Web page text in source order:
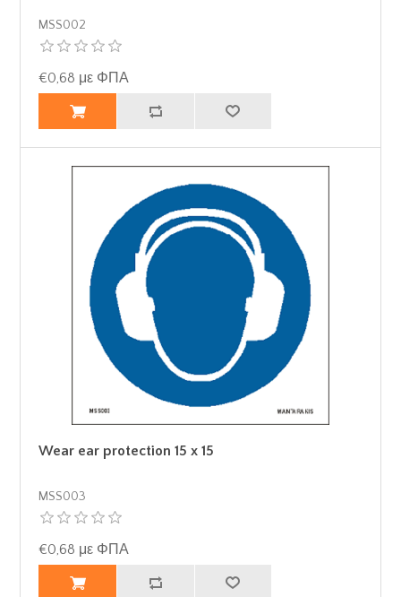
MSS002
€0,68 με ΦΠΑ
Wear ear protection 15 x 15
MSS003
€0,68 με ΦΠΑ